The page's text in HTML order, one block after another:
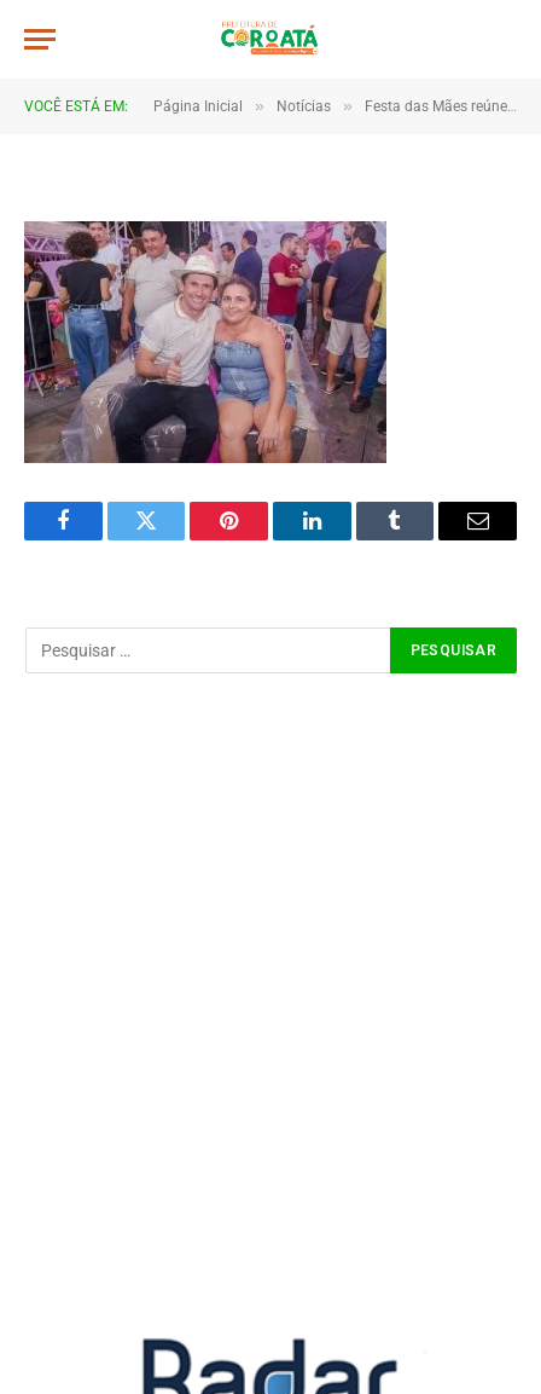
VOCÊ ESTÁ EM: Página Inicial » Notícias » Festa das Mães reúne multidão e emociona famílias em Coroatá
JWR_5164
FacebookTwitter Pinterest LinkedInTumblr Email